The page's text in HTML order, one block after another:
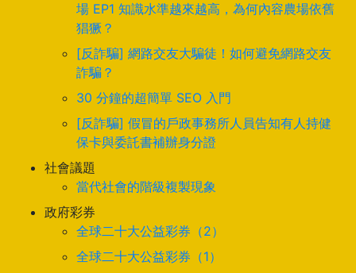
場 EP1 知識水準越來越高，為何內容農場依舊
猖獗？
[反詐騙] 網路交友大騙徒！如何避免網路交友
詐騙？
30 分鐘的超簡單 SEO 入門
[反詐騙] 假冒的戶政事務所人員告知有人持健
保卡與委託書補辦身分證
社會議題
當代社會的階級複製現象
政府彩券
全球二十大公益彩券（2）
全球二十大公益彩券（1）